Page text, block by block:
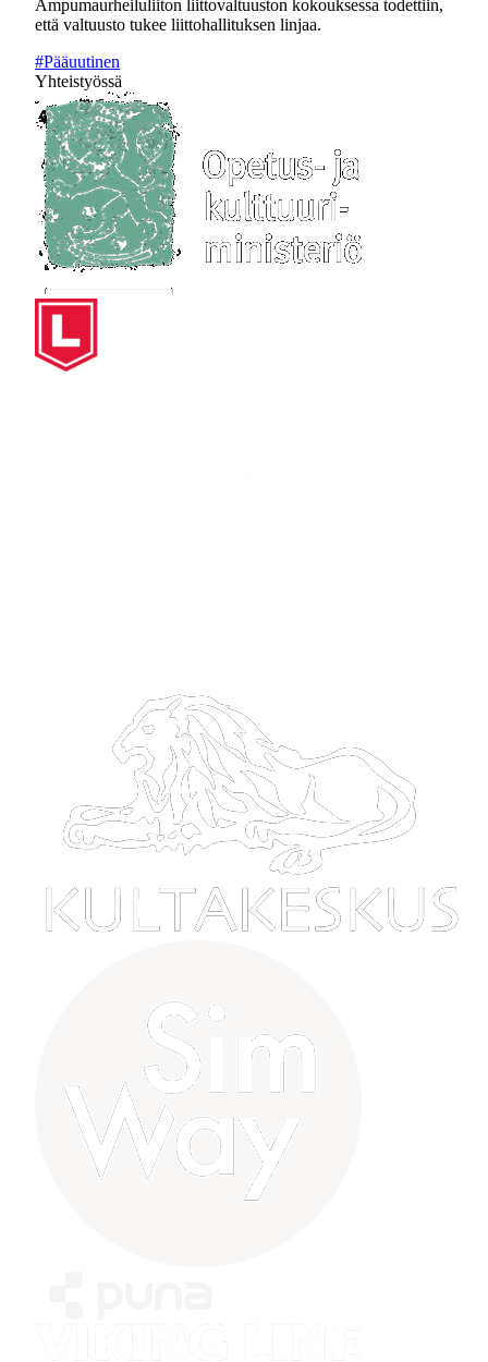
Ampumaurheiluliiton liittovaltuuston kokouksessa todettiin,
että valtuusto tukee liittohallituksen linjaa.
#Pääuutinen
Yhteistyössä